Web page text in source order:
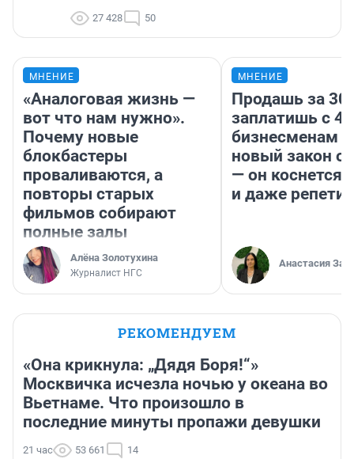
27 428 50
МНЕНИЕ
«Аналоговая жизнь —
вот что нам нужно».
Почему новые
блокбастеры
проваливаются, а
повторы старых
фильмов собирают
полные залы
Алёна Золотухина
Журналист НГС
МНЕНИЕ
Продашь за
заплатишь с
бизнесменам
новый закон о
— он коснется
и даже
Анастасия
РЕКОМЕНДУЕМ
«Она крикнула: „Дядя Боря!“»
Москвичка исчезла ночью у океана во
Вьетнаме. Что произошло в
последние минуты пропажи девушки
21 час 53 661 14